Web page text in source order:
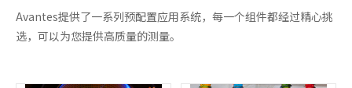
Avantes提供了一系列预配置应用系统，每一个组件都经过精心挑
选，可以为您提供高质量的测量。